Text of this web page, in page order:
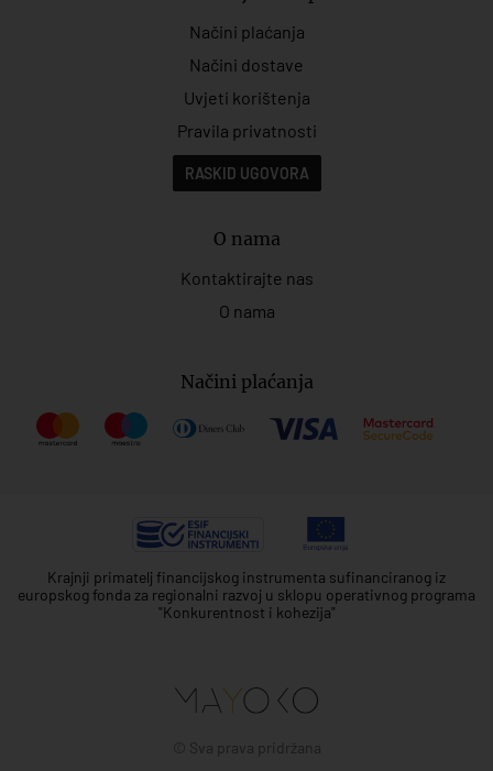
Načini plaćanja
Načini dostave
Uvjeti korištenja
Pravila privatnosti
RASKID UGOVORA
O nama
Kontaktirajte nas
O nama
Načini plaćanja
Krajnji primatelj financijskog instrumenta sufinanciranog iz
europskog fonda za regionalni razvoj u sklopu operativnog programa
"Konkurentnost i kohezija"
© Sva prava pridržana